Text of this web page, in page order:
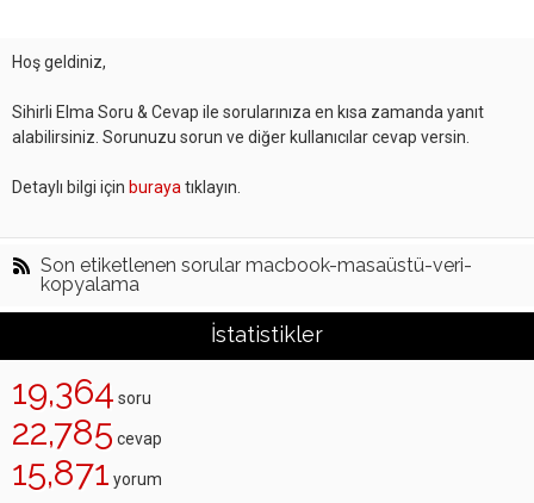
Hoş geldiniz,
Sihirli Elma Soru & Cevap ile sorularınıza en kısa zamanda yanıt
alabilirsiniz. Sorunuzu sorun ve diğer kullanıcılar cevap versin.
Detaylı bilgi için buraya tıklayın.
Son etiketlenen sorular macbook-masaüstü-veri-
kopyalama
İstatistikler
19,364 soru
22,785 cevap
15,871 yorum